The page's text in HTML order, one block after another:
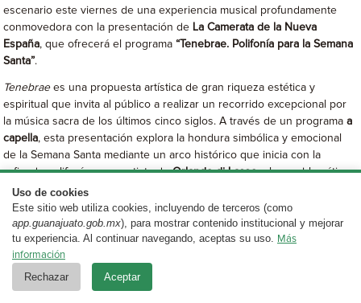
escenario este viernes de una experiencia musical profundamente
conmovedora con la presentación de La Camerata de la Nueva
España, que ofrecerá el programa“Tenebrae. Polifonía para la Semana
Santa”.
Tenebraees una propuesta artística de gran riqueza estética y
espiritual que invita al público a realizar un recorrido excepcional por
la música sacra de los últimos cinco siglos. A través de un programaa
capella, esta presentación explora la hondura simbólica y emocional
de la Semana Santa mediante un arco histórico que inicia con la
refinada polifonía renacentista deOrlando di Lassoy los emblemáticos
responsorios de
La travesía sonora continúa con el misticismo del barroco italiano,
representado por el célebre
Miserere Gregorio Allegri, y culmina
en la expresividad contemporánea de autores como
KodályyDante Andreo, cuyas obras dialogan con la tradición desde
una sensibilidad actual.
Uso de cookies
Este sitio web utiliza cookies, incluyendo de terceros (como
app.guanajuato.gob.mx), para mostrar contenido institucional y mejorar
tu experiencia. Al continuar navegando, aceptas su uso. Más
información
Rechazar Aceptar